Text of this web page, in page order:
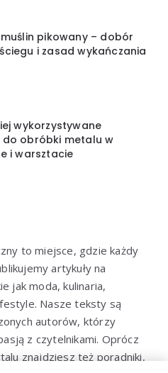
pikowany – dobór
ściegu i zasad wykańczania
wykorzystywane
do obróbki metalu w
i warsztacie
to miejsce, gdzie każdy
artykuły na
jak moda, kulinaria,
Nasze teksty są
autorów, którzy
z czytelnikami. Oprócz
znajdziesz też poradniki,